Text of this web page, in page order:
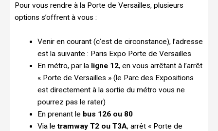
Pour vous rendre à la Porte de Versailles, plusieurs
options s’offrent à vous :
Venir en courant (c’est de circonstance), l’adresse
est la suivante : Paris Expo Porte de Versailles
En métro, par la ligne 12, en vous arrêtant à l’arrêt
« Porte de Versailles » (le Parc des Expositions
est directement à la sortie du métro vous ne
pourrez pas le rater)
En prenant le bus 126 ou 80
Via letramway T2 ou T3A, arrêt « Porte de